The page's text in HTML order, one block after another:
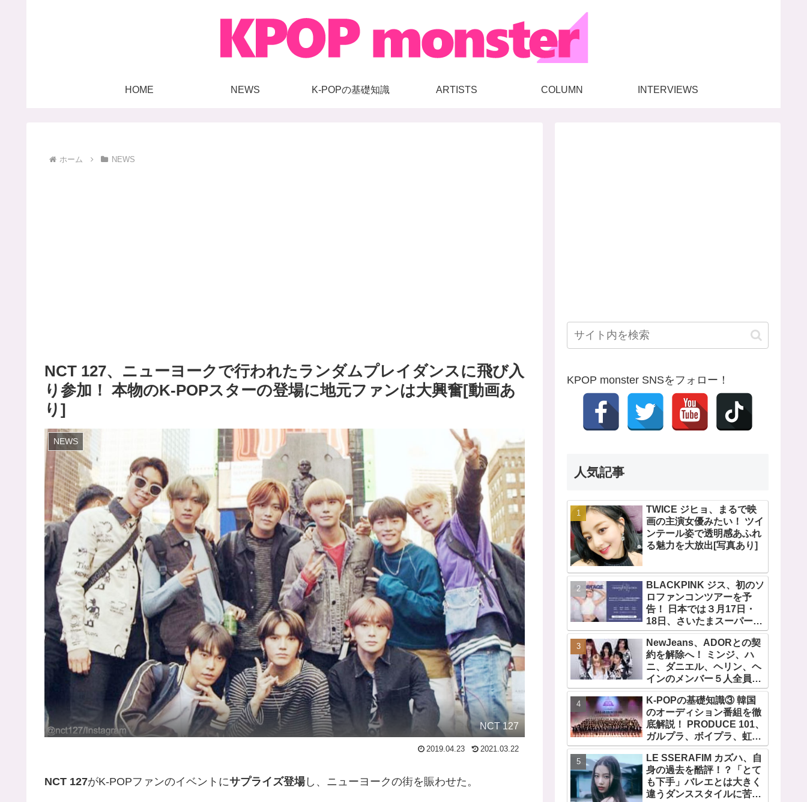
HOME NEWS K-POPの基礎知識 ARTISTS COLUMN INTERVIEWS
ホーム NEWS
NCT 127、ニューヨークで行われたランダムプレイダンスに飛び入
り参加！ 本物のK-POPスターの登場に地元ファンは大興奮[動画あ
り]
NEWS
NCT 127
2019.04.23 2021.03.22
NCT 127がK-POPファンのイベントにサプライズ登場し、ニューヨークの街を賑わせた。
KPOP monster SNSをフォロー！
人気記事
TWICE ジヒョ、まるで映
画の主演女優みたい！ ツイ
ンテール姿で透明感あふれ
る魅力を大放出[写真あり]
BLACKPINK ジス、初のソ
ロファンコンツアーを予
告！ 日本では３月17日・
18日、さいたまスーパーア
リーナで開催決定！ コンセ
プトは“愛のカケラ”！？ 14
日には新アルバム
『AMORTAGE』もリリー
ス
NewJeans、ADORとの契
約を解除へ！ ミンジ、ハ
ニ、ダニエル、ヘリン、ヘ
インのメンバー５人全員で
緊急記者会見！
「NewJeans never
dies!」と微笑みの宣言！
ADOR側、2029年まで契約
有効と主張
K-POPの基礎知識③ 韓国
のオーディション番組を徹
底解説！ PRODUCE 101、
ガルプラ、ボイプラ、虹プ
ロ・・ NiziUやKep1er、
ZEROBASEONEら人気グ
ループが続々と誕生！ JO1
やINI、ME:Iを生んだ日プま
で一挙紹介
LE SSERAFIM カズハ、自
身の過去を酷評！？「とて
も下手」バレエとは大きく
違うダンススタイルに苦